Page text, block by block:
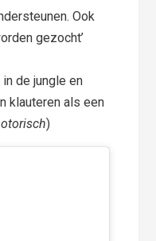
Ook
gezocht’
de jungle en
klauteren als een
)